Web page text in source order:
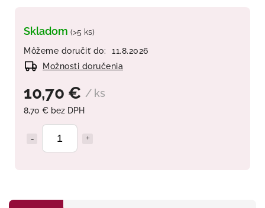
10,70 € / ks
8,70 € bez DPH
Skladom (>5 ks)
Môžeme doručiť do:
11.8.2026
Možnosti doručenia